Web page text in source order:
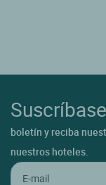
boletín y reciba
nuestros hoteles.